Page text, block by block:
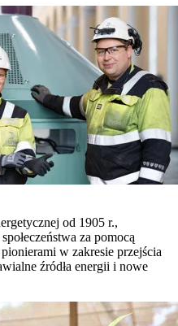
od 1905 r.,
za pomocą
w zakresie przejścia
źródła energii i nowe